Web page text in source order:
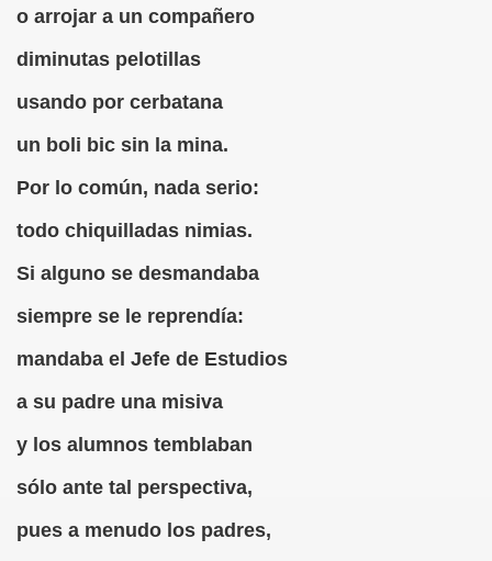
o arrojar a un compañero
diminutas pelotillas
usando por cerbatana
un boli bic sin la mina.
Por lo común, nada serio:
todo chiquilladas nimias.
Si alguno se desmandaba
siempre se le reprendía:
mandaba el Jefe de Estudios
a su padre una misiva
y los alumnos temblaban
sólo ante tal perspectiva,
pues a menudo los padres,
(Agustín Romero Barroso)
de Quevedo)
(Fermín José Tamayo Pozueta)
Mestre)
en una Empresa